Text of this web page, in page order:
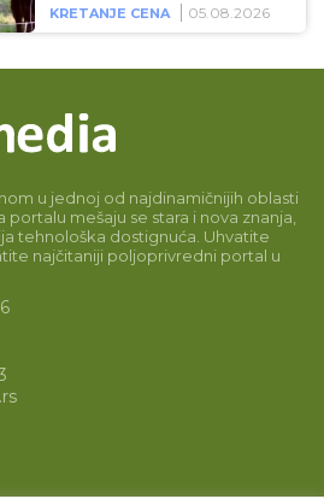
KRETANJE CENA 05.08.2026
u jednoj od najdinamičnijih oblasti
mešaju se stara i nova znanja,
tehnološka dostignuća. Uhvatite
najčitaniji poljoprivredni portal u